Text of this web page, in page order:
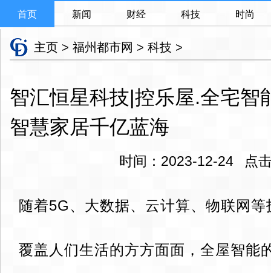
首页 新闻 财经 科技 时尚
主页 > 福州都市网 > 科技 >
智汇恒星科技|控乐屋.全宅智
智慧家居千亿蓝海
时间：2023-12-24 点
随着5G、大数据、云计算、物联网
覆盖人们生活的方方面面，全屋智能